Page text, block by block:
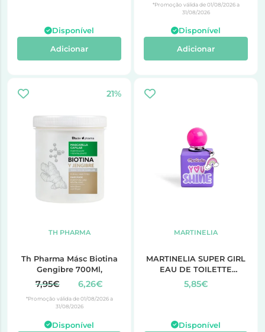
Disponível
Adicionar
*Promoção válida de 01/08/2026 a
31/08/2026
Disponível
Adicionar
21%
TH PHARMA
Th Pharma Másc Biotina
Gengibre 700Ml,
7,95€ 6,26€
*Promoção válida de 01/08/2026 a
31/08/2026
Disponível
MARTINELIA
MARTINELIA SUPER GIRL
EAU DE TOILETTE
PURPLE 50 ml
5,85€
Disponível